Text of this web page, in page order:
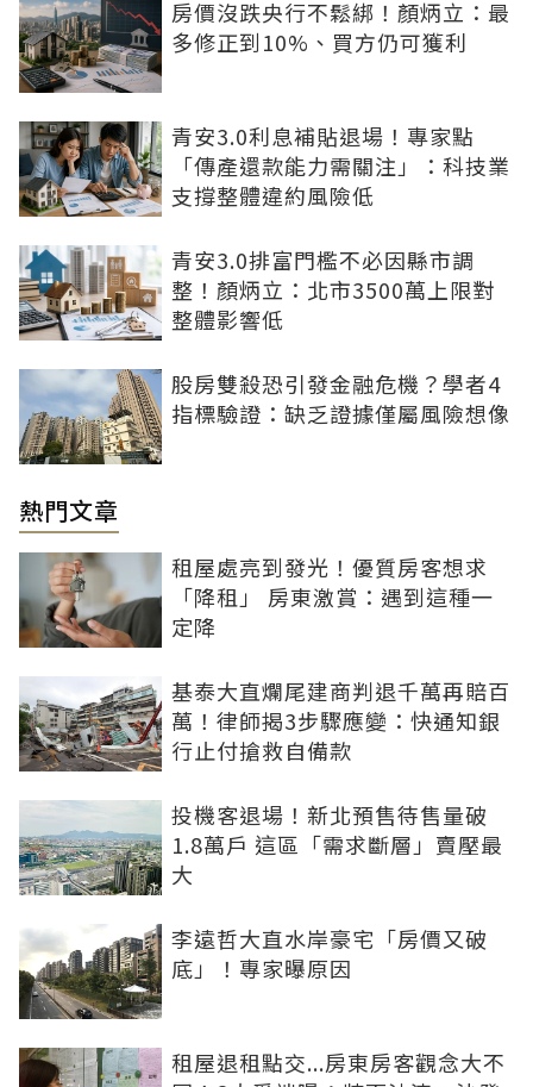
房價沒跌央行不鬆綁！顏炳立：最
多修正到10%、買方仍可獲利
青安3.0利息補貼退場！專家點
「傳產還款能力需關注」：科技業
支撐整體違約風險低
青安3.0排富門檻不必因縣市調
整！顏炳立：北市3500萬上限對
整體影響低
股房雙殺恐引發金融危機？學者4
指標驗證：缺乏證據僅屬風險想像
熱門文章
租屋處亮到發光！優質房客想求
「降租」 房東激賞：遇到這種一
定降
基泰大直爛尾建商判退千萬再賠百
萬！律師揭3步驟應變：快通知銀
行止付搶救自備款
投機客退場！新北預售待售量破
1.8萬戶 這區「需求斷層」賣壓最
大
李遠哲大直水岸豪宅「房價又破
底」！專家曝原因
租屋退租點交...房東房客觀念大不